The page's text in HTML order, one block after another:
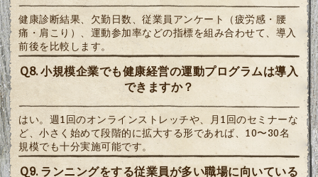
健康診断結果、欠勤日数、従業員アンケート（疲労感・腰
痛・肩こり）、運動参加率などの指標を組み合わせて、導入
前後を比較します。
Q8. 小規模企業でも健康経営の運動プログラムは導入
できますか？
はい。週1回のオンラインストレッチや、月1回のセミナーな
ど、小さく始めて段階的に拡大する形であれば、10〜30名
規模でも十分実施可能です。
Q9. ランニングをする従業員が多い職場に向いている